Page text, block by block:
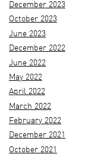
December 2023
October 2023
June 2023
December 2022
June 2022
May 2022
April 2022
March 2022
February 2022
December 2021
October 2021